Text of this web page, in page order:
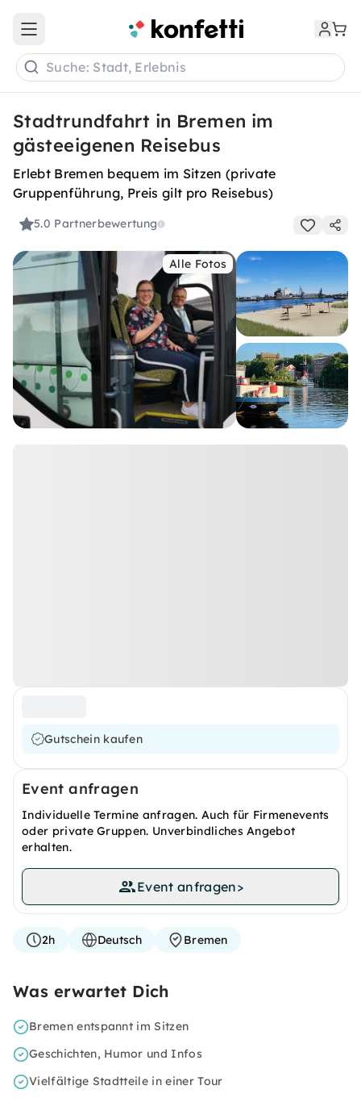
Open main menu
Suche: Stadt, Erlebnis
Stadtrundfahrt in Bremen im
gästeeigenen Reisebus
Erlebt Bremen bequem im Sitzen (private
Gruppenführung, Preis gilt pro Reisebus)
5.0 Partnerbewertung
Alle Fotos
Gutschein kaufen
Event anfragen
Individuelle Termine anfragen. Auch für Firmenevents
oder private Gruppen. Unverbindliches Angebot
erhalten.
Event anfragen>
2h Deutsch Bremen
Was erwartet Dich
Bremen entspannt im Sitzen
Geschichten, Humor und Infos
Vielfältige Stadtteile in einer Tour